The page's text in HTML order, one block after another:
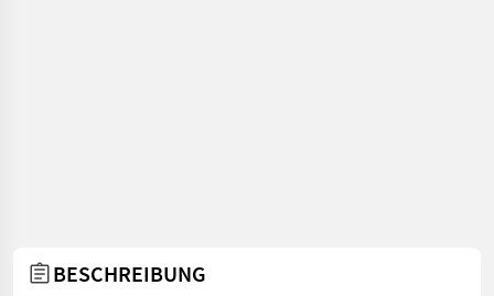
BESCHREIBUNG